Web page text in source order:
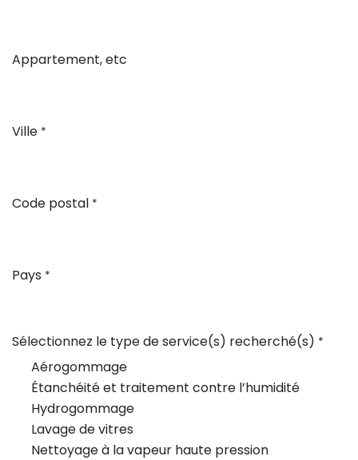
Appartement, etc
Ville *
Code postal *
Pays *
Sélectionnez le type de service(s) recherché(s) *
Aérogommage
Étanchéité et traitement contre l’humidité
Hydrogommage
Lavage de vitres
Nettoyage à la vapeur haute pression